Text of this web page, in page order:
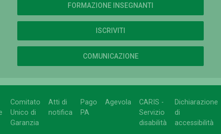
FORMAZIONE INSEGNANTI
ISCRIVITI
COMUNICAZIONE
Comitato
Unico di
Garanzia
Atti di
notifica
Pago
PA
Agevola
CARIS -
Servizio
disabilità
Dichiarazione
di
accessibilità